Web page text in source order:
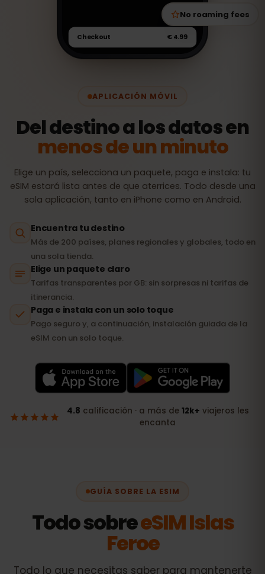
GUÍA SOBRE LA ESIM
Todo sobreeSIM Islas
Feroe
Todo lo que necesitas saber para mantenerte